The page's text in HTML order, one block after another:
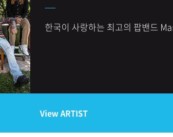
한국이 사랑하는 최고의 팝밴드
View ARTIST